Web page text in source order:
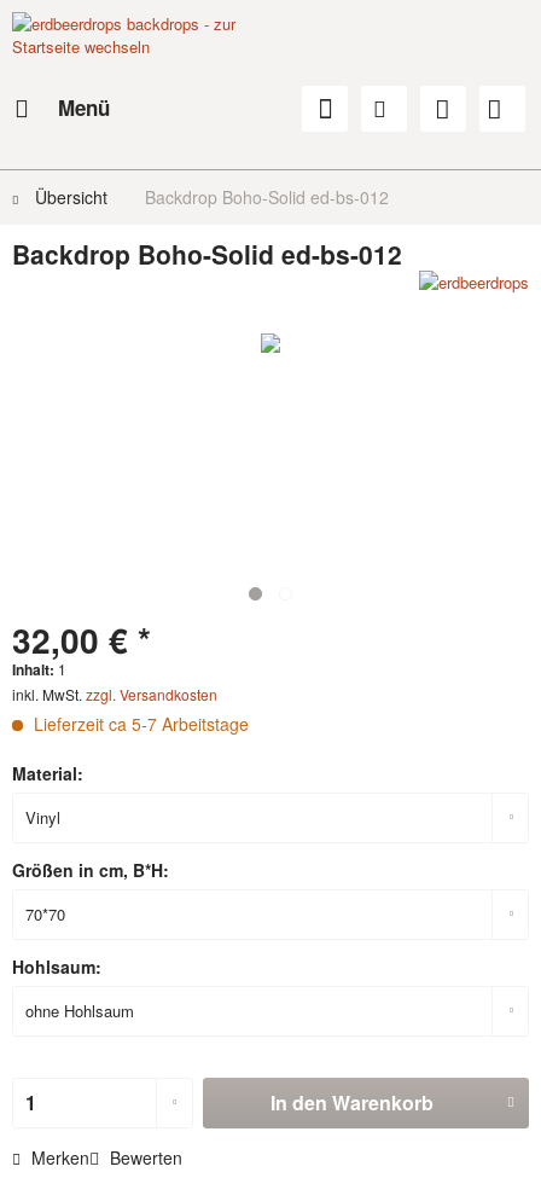
Menü
Übersicht Backdrop Boho-Solid ed-bs-012
Backdrop Boho-Solid ed-bs-012
32,00 € *
Inhalt: 1
inkl. MwSt. zzgl. Versandkosten
Lieferzeit ca 5-7 Arbeitstage
Material:
Größen in cm, B*H:
Hohlsaum:
In den Warenkorb
Merken Bewerten